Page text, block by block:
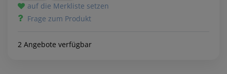
auf die Merkliste setzen
Frage zum Produkt
2 Angebote verfügbar